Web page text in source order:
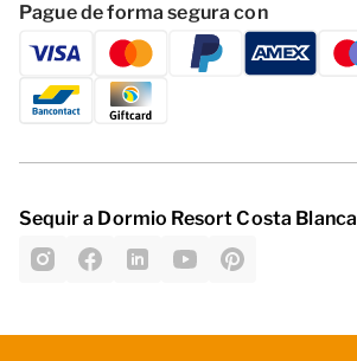
Pague de forma segura con
Sequir a Dormio Resort Costa Blanca